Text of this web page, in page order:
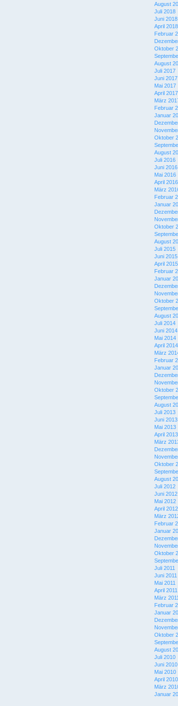
August
Juli 2018
Juni 2018
April 2018
Februar
Oktober
August
Juli 2017
Juni 2017
Mai 2017
April 2017
März
Februar
Januar
Oktober
August
Juli 2016
Juni 2016
Mai 2016
April 2016
März
Februar
Januar
Oktober
August
Juli 2015
Juni 2015
April 2015
Februar
Januar
Oktober
August
Juli 2014
Juni 2014
Mai 2014
April 2014
März
Februar
Januar
Oktober
August
Juli 2013
Juni 2013
Mai 2013
April 2013
März
Oktober
August
Juli 2012
Juni 2012
Mai 2012
April 2012
März
Februar
Januar
Oktober
Juli 2011
Juni 2011
Mai 2011
April 2011
März 2011
Februar
Januar
Oktober
August
Juli 2010
Juni 2010
Mai 2010
April 2010
März
Januar